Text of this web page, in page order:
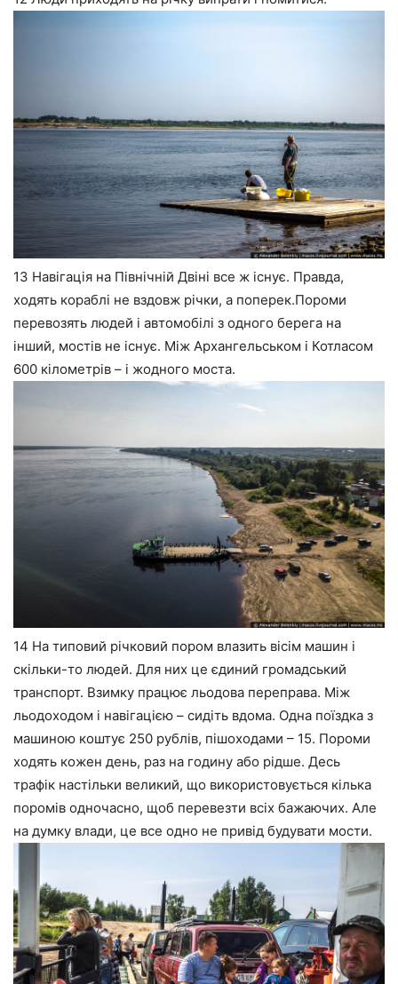
13 Навігація на Північній Двіні все ж існує. Правда,
ходять кораблі не вздовж річки, а поперек.Пороми
перевозять людей і автомобілі з одного берега на
інший, мостів не існує. Між Архангельськом і Котласом
600 кілометрів – і жодного моста.
14 На типовий річковий пором влазить вісім машин і
скільки-то людей. Для них це єдиний громадський
транспорт. Взимку працює льодова переправа. Між
льодоходом і навігацією – сидіть вдома. Одна поїздка з
машиною коштує 250 рублів, пішоходами – 15. Пороми
ходять кожен день, раз на годину або рідше. Десь
трафік настільки великий, що використовується кілька
поромів одночасно, щоб перевезти всіх бажаючих. Але
на думку влади, це все одно не привід будувати мости.